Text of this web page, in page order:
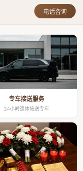
电话咨询
专车接送服务
24小时遗体接送专车